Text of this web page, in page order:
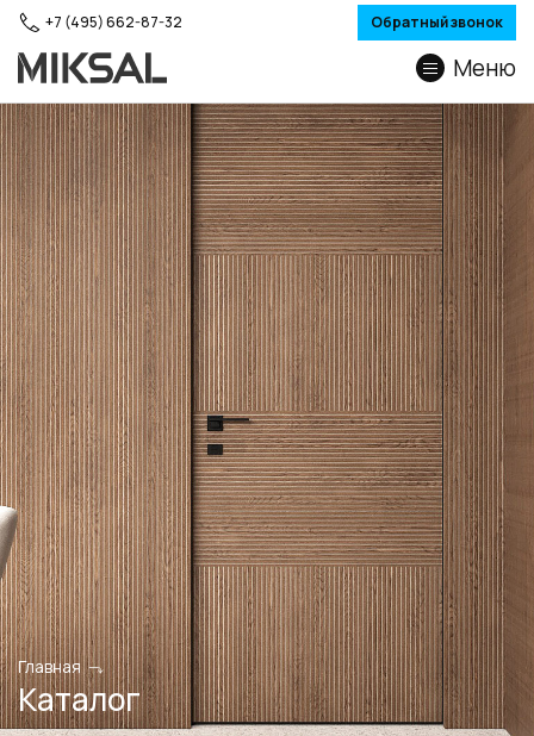
+7 (495) 662-87-32 Обратный звонок
Меню
Главная
Каталог
+7 495 662 87 32
salon@miksal.ru
Белорусская
г. Москва, ул. Бутырский Вал, д. 32